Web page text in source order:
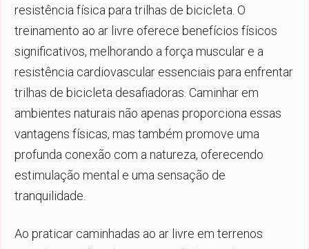
resistência física para trilhas de bicicleta. O
treinamento ao ar livre oferece benefícios físicos
significativos, melhorando a força muscular e a
resistência cardiovascular essenciais para enfrentar
trilhas de bicicleta desafiadoras. Caminhar em
ambientes naturais não apenas proporciona essas
vantagens físicas, mas também promove uma
profunda conexão com a natureza, oferecendo
estimulação mental e uma sensação de
tranquilidade.
Ao praticar caminhadas ao ar livre em terrenos